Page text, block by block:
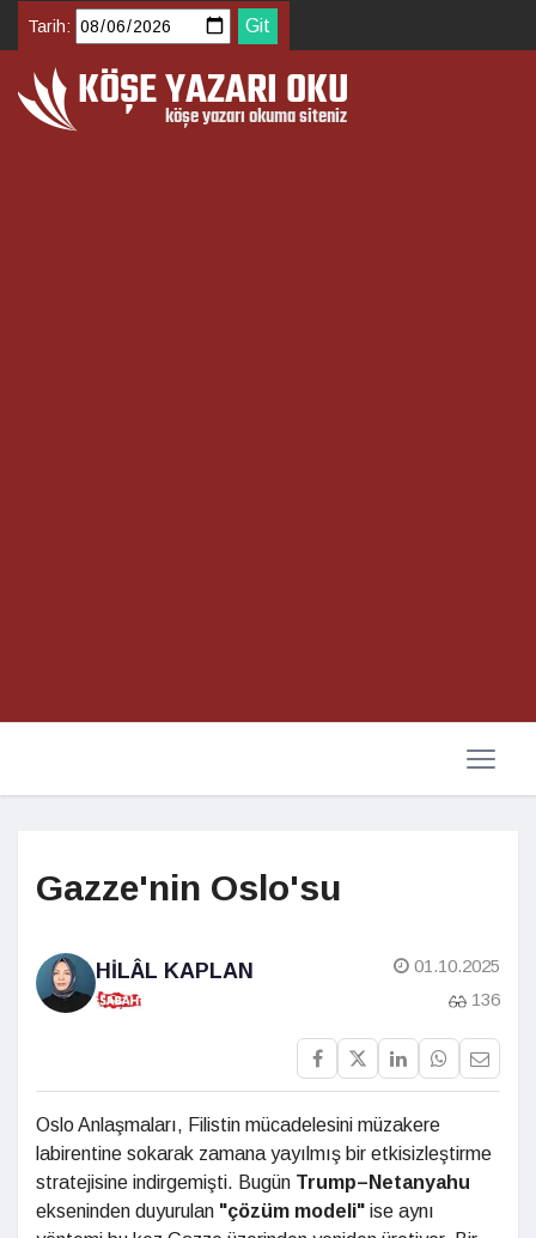
Tarih:
Gazze'nin Oslo'su
HILÂL KAPLAN
01.10.2025
136
Oslo Anlaşmaları, Filistin mücadelesini müzakere
labirentine sokarak zamana yayılmış bir etkisizleştirme
stratejisine indirgemişti. Bugün Trump–Netanyahu
ekseninden duyurulan "çözüm modeli" ise aynı